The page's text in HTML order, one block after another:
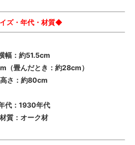
ズ・年代・材質◆
幅：約51.5cm
（畳んだとき：約28cm）
高さ：約80cm
代：1930年代
材質：オーク材